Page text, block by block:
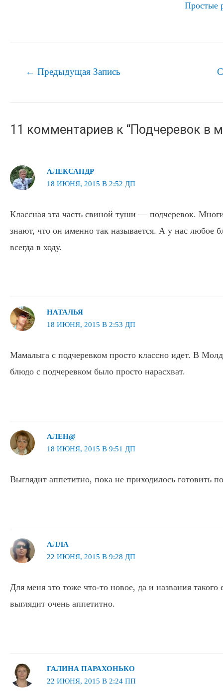
Простые
Навигация
← Предыдущая Запись
11 комментариев к “Подчеревок в
АЛЕКСАНДР
18 ИЮНЯ, 2015 В 2:52 ДП
Классная эта часть свиной туши — подчеревок.
знают, что он именно так называется. А у нас любое
всегда в ходу.
НАТАЛЬЯ
18 ИЮНЯ, 2015 В 2:53 ДП
Мамалыга с подчеревком просто классно идет. В
блюдо с подчеревком было просто нарасхват.
АЛЕН@
18 ИЮНЯ, 2015 В 9:51 ДП
Выглядит аппетитно, пока не приходилось готовить
АЛЛА
22 ИЮНЯ, 2015 В 9:28 ДП
Для меня это тоже что-то новое, да и названия
выглядит очень аппетитно.
ГАЛИНА ПАРАХОНЬКО
22 ИЮНЯ, 2015 В 2:24 ПП